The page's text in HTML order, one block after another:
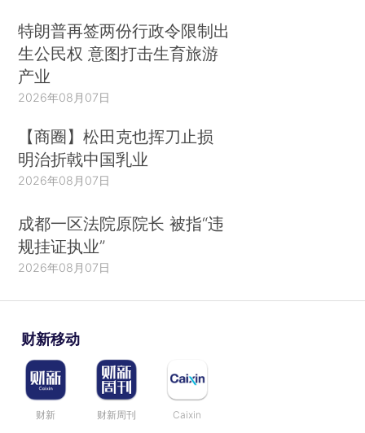
特朗普再签两份行政令限制出
生公民权 意图打击生育旅游
产业
2026年08月07日
【商圈】松田克也挥刀止损
明治折戟中国乳业
2026年08月07日
成都一区法院原院长 被指“违
规挂证执业”
2026年08月07日
财新移动
财新 财新周刊 Caixin